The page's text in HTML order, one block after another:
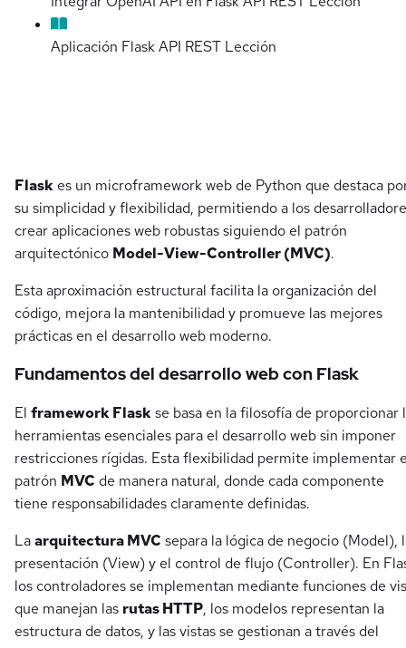
Aplicación Flask API REST Lección
Detalles del curso
Flask es un microframework web de Python que destaca
su simplicidad y flexibilidad, permitiendo a los
crear aplicaciones web robustas siguiendo el patrón
arquitectónico Model-View-Controller (MVC).
Esta aproximación estructural facilita la organización del
código, mejora la mantenibilidad y promueve las mejores
prácticas en el desarrollo web moderno.
Fundamentos del desarrollo web con Flask
El framework Flaskse basa en la filosofía de proporcionar
herramientas esenciales para el desarrollo web sin imponer
restricciones rígidas. Esta flexibilidad permite implementar
patrón MVC de manera natural, donde cada componente
tiene responsabilidades claramente definidas.
Laarquitectura MVC separa la lógica de negocio (Model),
presentación (View) y el control de flujo (Controller). En
los controladores se implementan mediante funciones de
que manejan las rutas HTTP, los modelos representan la
estructura de datos, y las vistas se gestionan a través del